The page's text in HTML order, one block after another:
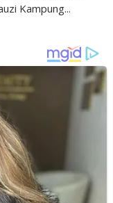
Kampung...